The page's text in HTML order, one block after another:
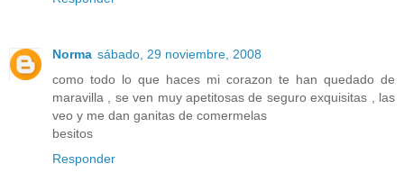
Norma sábado, 29 noviembre, 2008
como todo lo que haces mi corazon te han quedado de
maravilla , se ven muy apetitosas de seguro exquisitas , las
veo y me dan ganitas de comermelas
besitos
Responder